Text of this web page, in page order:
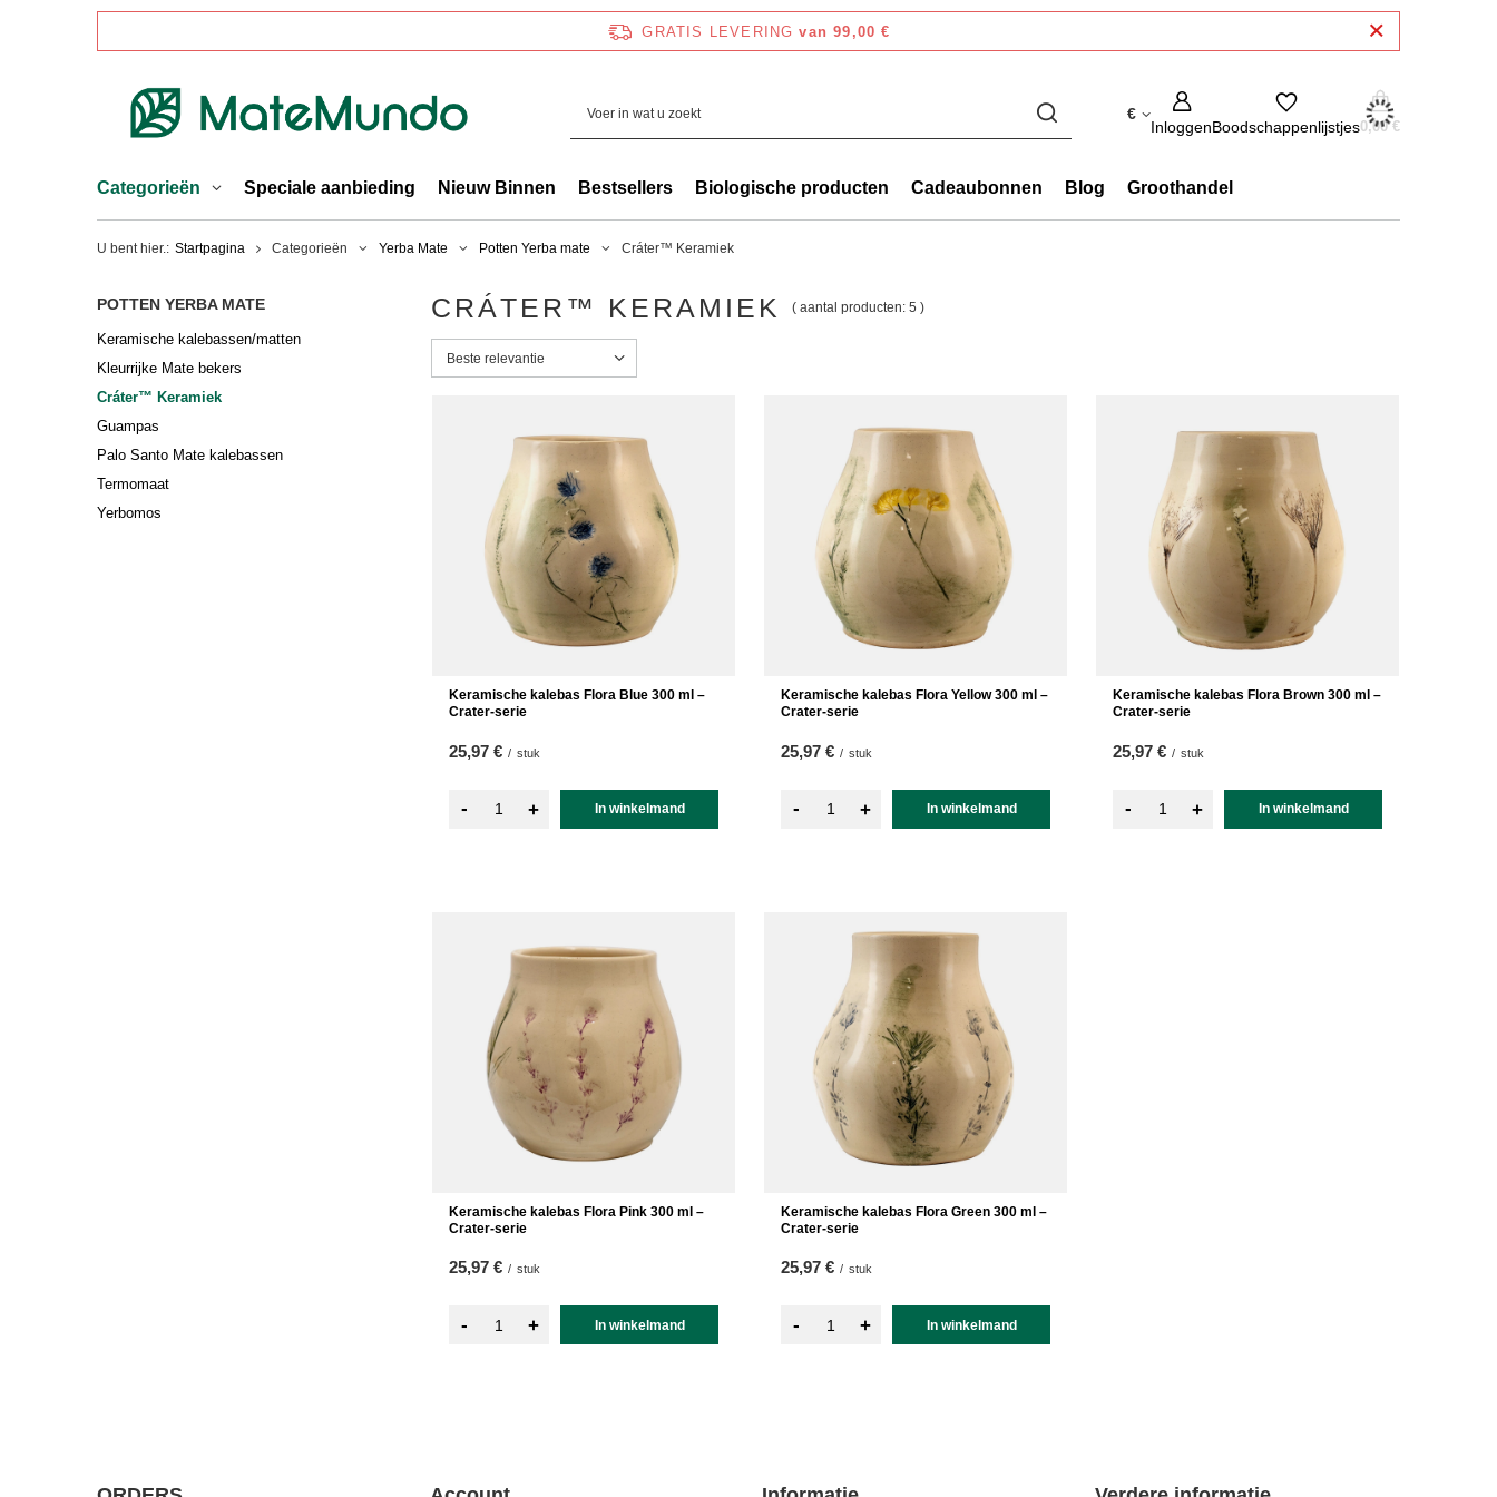
GRATIS LEVERING van 99,00 €
€
InloggenBoodschappenlijstjes0,00 €
Categorieën Speciale aanbieding Nieuw Binnen Bestsellers Biologische producten Cadeaubonnen Blog Groothandel
U bent hier.: Startpagina Categorieën Yerba Mate Potten Yerba mate Cráter™ Keramiek
POTTEN YERBA MATE
Keramische kalebassen/matten
Kleurrijke Mate bekers
Cráter™ Keramiek
Guampas
Palo Santo Mate kalebassen
Termomaat
Yerbomos
CRÁTER™ KERAMIEK ( aantal producten: 5 )
Sortering wijzigen
Beste relevantie
Keramische kalebas Flora Blue 300 ml –
Crater-serie
25,97 € / stuk
- + In winkelmand
Keramische kalebas Flora Yellow 300 ml –
Crater-serie
25,97 € / stuk
- + In winkelmand
Keramische kalebas Flora Brown 300 ml –
Crater-serie
25,97 € / stuk
- + In winkelmand
Keramische kalebas Flora Pink 300 ml –
Crater-serie
25,97 € / stuk
- + In winkelmand
Keramische kalebas Flora Green 300 ml –
Crater-serie
25,97 € / stuk
- + In winkelmand